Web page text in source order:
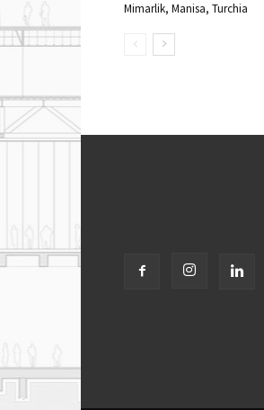
Mimarlik, Manisa, Turchia